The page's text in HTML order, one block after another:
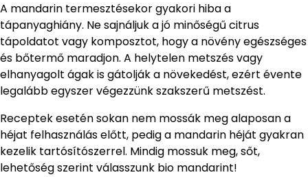
A mandarin termesztésekor gyakori hiba a
tápanyaghiány. Ne sajnáljuk a jó minőségű citrus
tápoldatot vagy komposztot, hogy a növény egészséges
és bőtermő maradjon. A helytelen metszés vagy
elhanyagolt ágak is gátolják a növekedést, ezért évente
legalább egyszer végezzünk szakszerű metszést.
Receptek esetén sokan nem mossák meg alaposan a
héjat felhasználás előtt, pedig a mandarin héját gyakran
kezelik tartósítószerrel. Mindig mossuk meg, sőt,
lehetőség szerint válasszunk bio mandarint!